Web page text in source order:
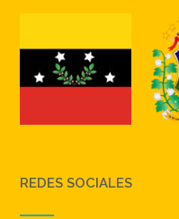
REDES SOCIALES